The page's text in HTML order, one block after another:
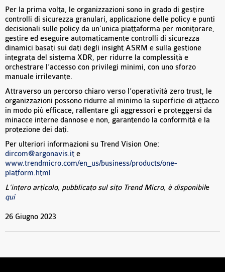
Per la prima volta, le organizzazioni sono in grado di gestire
controlli di sicurezza granulari, applicazione delle policy e punti
decisionali sulle policy da un’unica piattaforma per monitorare,
gestire ed eseguire automaticamente controlli di sicurezza
dinamici basati sui dati degli insight ASRM e sulla gestione
integrata del sistema XDR, per ridurre la complessità e
orchestrare l’accesso con privilegi minimi, con uno sforzo
manuale irrilevante.
Attraverso un percorso chiaro verso l’operatività zero trust, le
organizzazioni possono ridurre al minimo la superficie di attacco
in modo più efficace, rallentare gli aggressori e proteggersi da
minacce interne dannose e non, garantendo la conformità e la
protezione dei dati.
Per ulteriori informazioni su Trend Vision One:
dircom@argonavis.it e
www.trendmicro.com/en_us/business/products/one-
platform.html
L’intero articolo, pubblicato sul sito Trend Micro, è disponibile
qui
26 Giugno 2023